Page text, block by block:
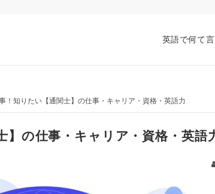
英語で何て言
！知りたい【通関士】の仕事・キャリア・資格・英語力
】の仕事・キャリア・資格・英語